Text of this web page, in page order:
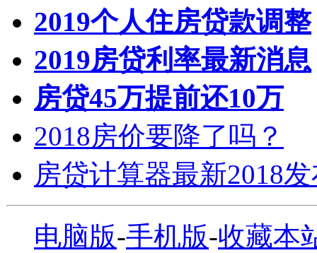
2019个人住房贷款调整
2019房贷利率最新消息
房贷45万提前还10万
2018房价要降了吗？
房贷计算器最新2018
电脑版-手机版-收藏本